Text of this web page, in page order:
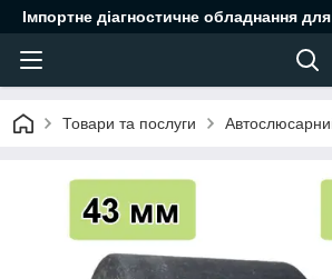
Імпортне діагностичне обладнання
Товари та послуги